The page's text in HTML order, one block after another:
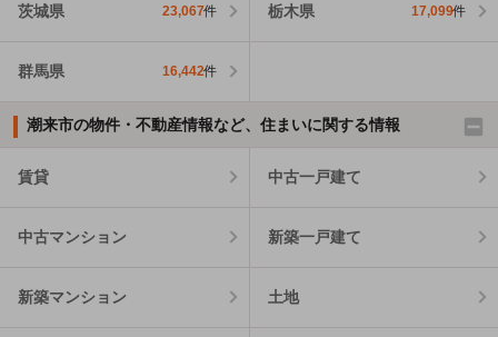
茨城県 23,067件 栃木県 17,099件
群馬県 16,442件
潮来市の物件・不動産情報など、住まいに関する情報
賃貸 中古一戸建て
中古マンション 新築一戸建て
新築マンション 土地